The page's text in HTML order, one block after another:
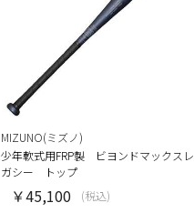
MIZUNO(ミズノ)
少年軟式用FRP製 ビヨンドマックスレ
ガシー トップ
￥45,100 (税込)